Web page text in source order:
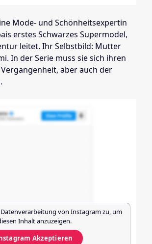
Mode- und Schönheitsexpertin
erstes Schwarzes Supermodel,
leitet. Ihr Selbstbild: Mutter
In der Serie muss sie sich ihren
aber auch der
von Instagramzu, um
Inhalt anzuzeigen.
Akzeptieren